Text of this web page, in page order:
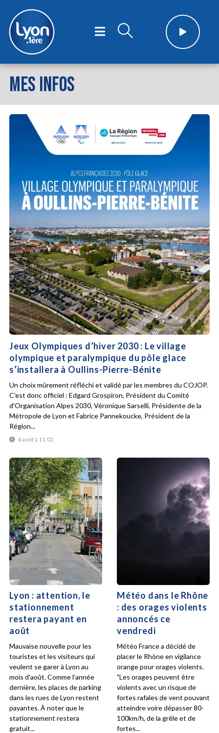
MES INFOS
Jeux Olympiques d’hiver 2030 : Le village
olympique et paralympique du pôle glace
s’installera à Oullins-Pierre-Bénite
4 août à 11:02
Un choix mûrement réfléchi et validé par les membres du COJOP.
C'est donc officiel : Edgard Grospiron, Président du Comité
d'Organisation Alpes 2030, Véronique Sarselli, Présidente de la
Métropole de Lyon et Fabrice Pannekoucke, Président de la
Région...
Lyon : attention, le
stationnement
restera payant en
août
Mauvaise nouvelle pour les
touristes et les visiteurs qui
veulent se garer à Lyon au
mois d'août. Comme l'année
dernière, les places de parking
dans les rues de Lyon restent
payantes. À noter que le
stationnement restera
gratuit...
Météo dans le Rhône
: des orages violents
annoncés ce
vendredi
Météo France a décidé de
placer le Rhône en vigilance
orange pour orages violents.
"Les orages peuvent être
violents avec un risque de
fortes rafales de vent pouvant
atteindre voire dépasser 80-
100km/h, de la grêle et de
fortes...